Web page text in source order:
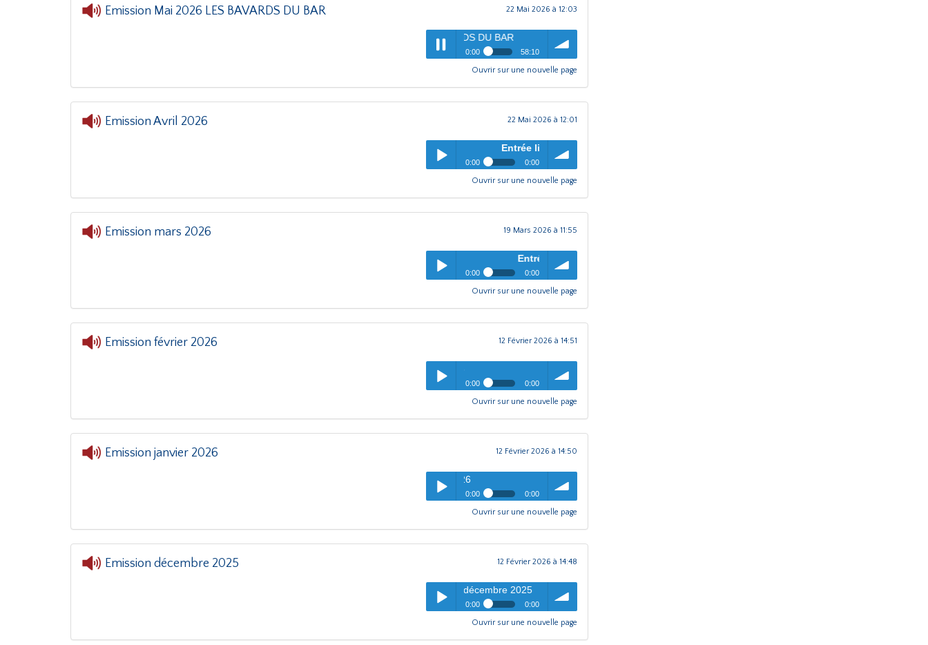
Emission Mai 2026 LES BAVARDS DU BAR 22 Mai 2026 à 12:03
- Emission Mai 2026 LES BAVARDS DU BAR
0:00 58:10
Entrée libre- Emission Mai
Ouvrir sur une nouvelle page
Emission Avril 2026 22 Mai 2026 à 12:01
Entrée libre- Emission Avril 2026
0:00 0:00
Entrée libre- Emission Avril
Ouvrir sur une nouvelle page
Emission mars 2026 19 Mars 2026 à 11:55
Entrée libre- Emission mars 2026
0:00 0:00
Entrée libre - Emission mars
Ouvrir sur une nouvelle page
Emission février 2026 12 Février 2026 à 14:51
0:00 0:00
Entrée libre- Emission février
Ouvrir sur une nouvelle page
Emission janvier 2026 12 Février 2026 à 14:50
0:00 0:00
Entrée libre- Emission janvier
Ouvrir sur une nouvelle page
Emission décembre 2025 12 Février 2026 à 14:48
- Emission décembre 2025
0:00 0:00
Entrée libre- Emission
Ouvrir sur une nouvelle page